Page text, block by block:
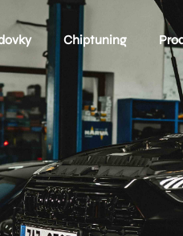
Chiptuning